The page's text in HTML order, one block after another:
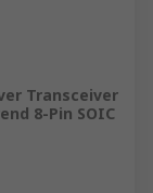
Transceiver
8-Pin SOIC